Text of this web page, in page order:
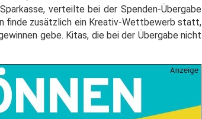
verteilte bei der Spenden-Übergabe
finde zusätzlich ein Kreativ-Wettbewerb statt,
gebe. Kitas, die bei der Übergabe nicht